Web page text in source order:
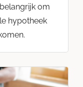
om
hypotheek